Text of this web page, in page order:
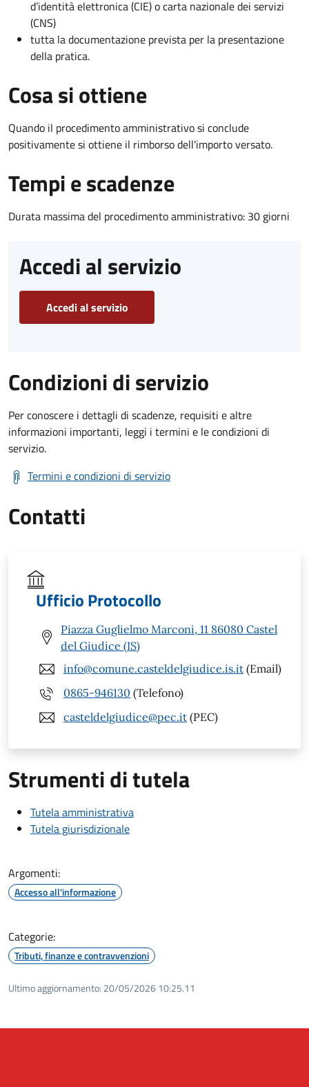
d’identità elettronica (CIE) o carta nazionale dei servizi
(CNS)
tutta la documentazione prevista per la presentazione
della pratica.
Cosa si ottiene
Quando il procedimento amministrativo si conclude
positivamente si ottiene il rimborso dell'importo versato.
Tempi e scadenze
Durata massima del procedimento amministrativo: 30 giorni
Accedi al servizio
Accedi al servizio
Condizioni di servizio
Per conoscere i dettagli di scadenze, requisiti e altre
informazioni importanti, leggi i termini e le condizioni di
servizio.
Termini e condizioni di servizio
Contatti
Ufficio Protocollo
Piazza Guglielmo Marconi, 11 86080 Castel
del Giudice (IS)
info@comune.casteldelgiudice.is.it (Email)
0865-946130 (Telefono)
casteldelgiudice@pec.it (PEC)
Strumenti di tutela
Tutela amministrativa
Tutela giurisdizionale
Argomenti:
Accesso all'informazione
Categorie:
Tributi, finanze e contravvenzioni
Ultimo aggiornamento: 20/05/2026 10:25.11